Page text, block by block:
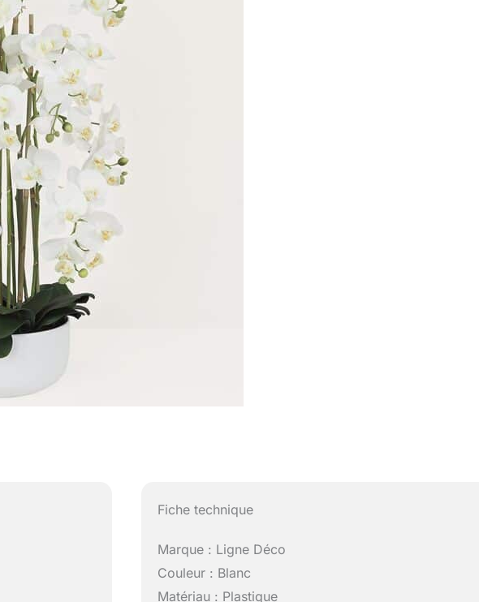
Fiche technique
Marque : Ligne Déco
Couleur : Blanc
Matériau : Plastique